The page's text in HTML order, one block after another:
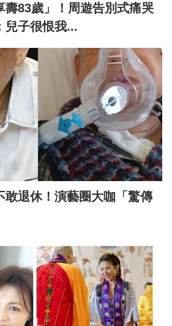
壽83歲」！周遊告別式痛哭
兒子很恨我...
敢退休！演藝圈大咖「驚傳